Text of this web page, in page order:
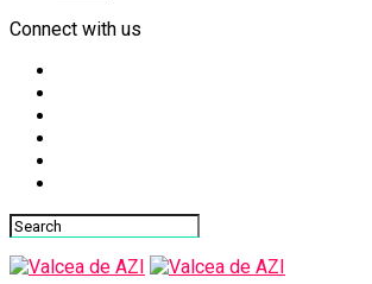
Connect with us